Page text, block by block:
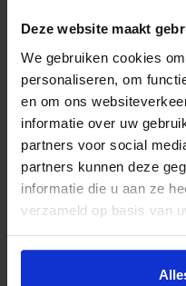
Deze website maakt
We gebruiken cookies
personaliseren, om
en om ons
informatie over uw
partners voor social
partners kunnen deze
informatie die u aan ze
verzameld op basis van
Website
Lees meer nieuws
Deel dit bericht op social media!